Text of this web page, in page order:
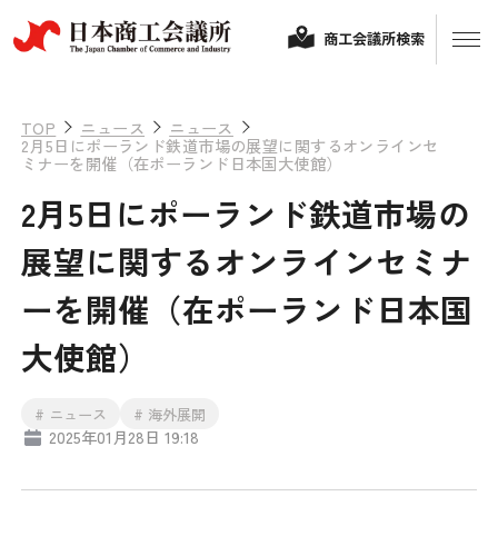
経営相談
会頭コメント
政策提言
商工会議所検索
TOP ニュース ニュース
2月5日にポーランド鉄道市場の展望に関するオンラインセ
ミナーを開催（在ポーランド日本国大使館）
2月5日にポーランド鉄道市場の
展望に関するオンラインセミナ
ーを開催（在ポーランド日本国
大使館）
# ニュース # 海外展開
2025年01月28日 19:18